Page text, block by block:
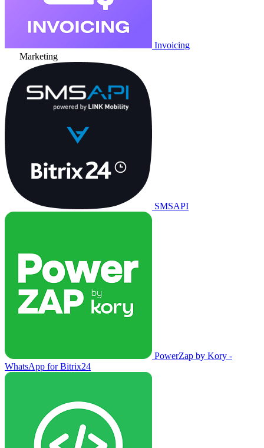
Invoicing
Marketing
SMSAPI
PowerZap by Kory -
WhatsApp for Bitrix24